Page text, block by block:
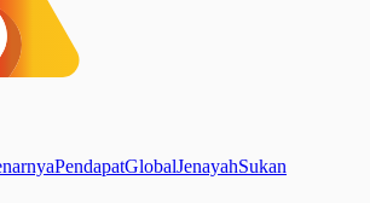
PendapatGlobalJenayahSukan